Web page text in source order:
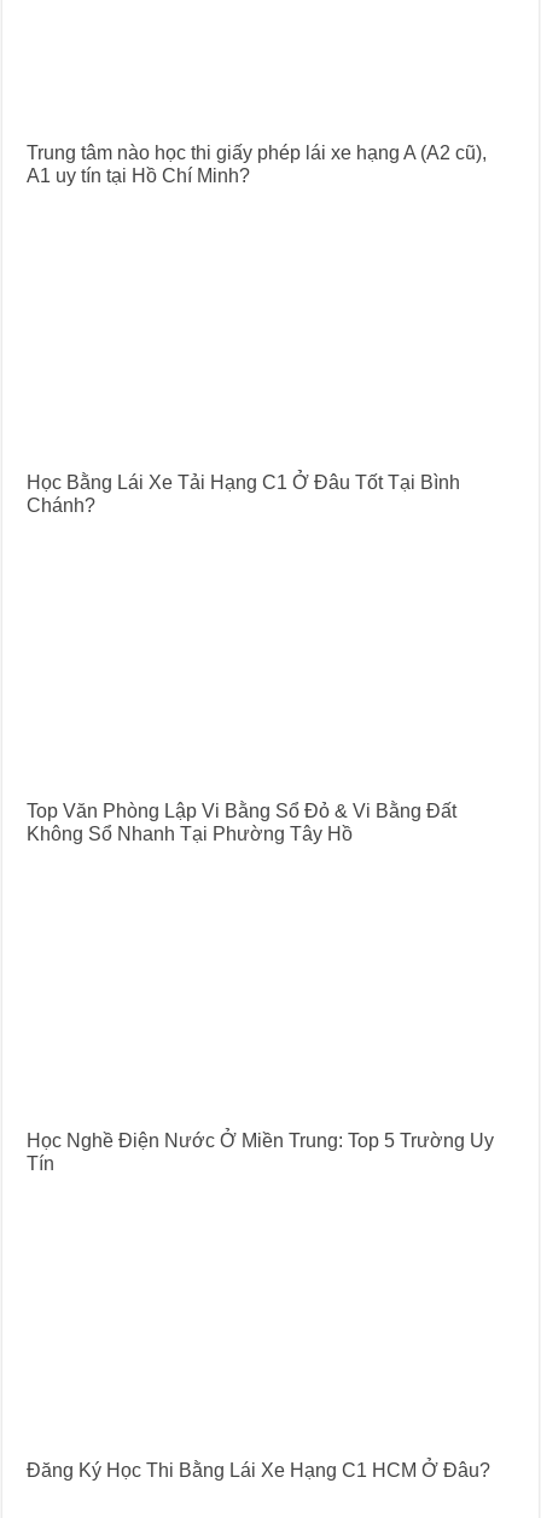
Trung tâm nào học thi giấy phép lái xe hạng A (A2 cũ),
A1 uy tín tại Hồ Chí Minh?
Học Bằng Lái Xe Tải Hạng C1 Ở Đâu Tốt Tại Bình
Chánh?
Top Văn Phòng Lập Vi Bằng Sổ Đỏ & Vi Bằng Đất
Không Sổ Nhanh Tại Phường Tây Hồ
Học Nghề Điện Nước Ở Miền Trung: Top 5 Trường Uy
Tín
Đăng Ký Học Thi Bằng Lái Xe Hạng C1 HCM Ở Đâu?